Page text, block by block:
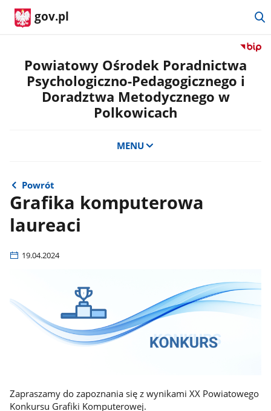
gov.pl
Przejdź
do
Powiatowy Ośrodek Poradnictwa
Psychologiczno-Pedagogicznego i
Doradztwa Metodycznego w
Polkowicach
MENU
Powrót
Grafika komputerowa
laureaci
19.04.2024
Zapraszamy do zapoznania się z wynikami XX Powiatowego
Konkursu Grafiki Komputerowej.